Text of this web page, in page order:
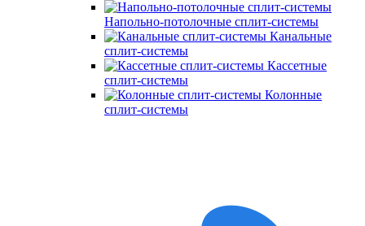
Напольно-потолочные сплит-системы
Канальные
сплит-системы
Кассетные
сплит-системы
Колонные
сплит-системы